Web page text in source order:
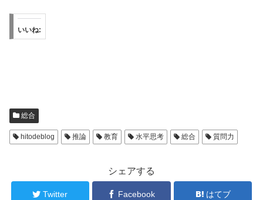
いいね:
総合
hitodeblog 推論 教育 水平思考 総合 質問力
シェアする
Twitter Facebook はてブ